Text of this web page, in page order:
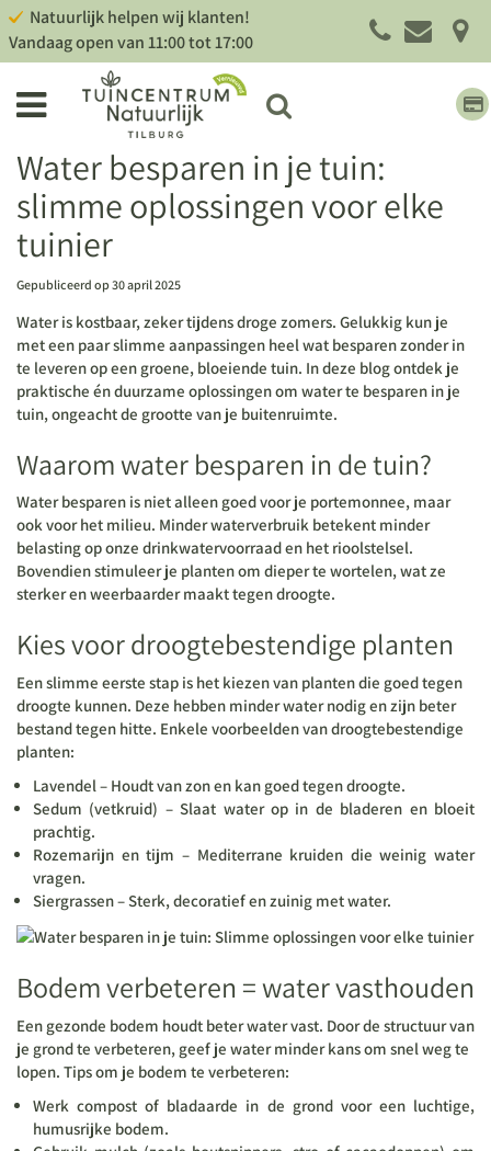
Natuurlijk helpen wij klanten!
Vandaag open van11:00tot17:00
Water besparen in je tuin:
slimme oplossingen voor elke
tuinier
Gepubliceerd op30 april 2025
Water is kostbaar, zeker tijdens droge zomers. Gelukkig kun je
met een paar slimme aanpassingen heel wat besparen zonder in
te leveren op een groene, bloeiende tuin. In deze blog ontdek je
praktische én duurzame oplossingen om water te besparen in je
tuin, ongeacht de grootte van je buitenruimte.
Waarom water besparen in de tuin?
Water besparen is niet alleen goed voor je portemonnee, maar
ook voor het milieu. Minder waterverbruik betekent minder
belasting op onze drinkwatervoorraad en het rioolstelsel.
Bovendien stimuleer je planten om dieper te wortelen, wat ze
sterker en weerbaarder maakt tegen droogte.
Kies voor droogtebestendige planten
Een slimme eerste stap is het kiezen van planten die goed tegen
droogte kunnen. Deze hebben minder water nodig en zijn beter
bestand tegen hitte. Enkele voorbeelden van droogtebestendige
planten:
Lavendel – Houdt van zon en kan goed tegen droogte.
Sedum (vetkruid) – Slaat water op in de bladeren en bloeit
prachtig.
Rozemarijn en tijm – Mediterrane kruiden die weinig water
vragen.
Siergrassen – Sterk, decoratief en zuinig met water.
Bodem verbeteren = water vasthouden
Een gezonde bodem houdt beter water vast. Door de structuur van
je grond te verbeteren, geef je water minder kans om snel weg te
lopen. Tips om je bodem te verbeteren:
Werk compost of bladaarde in de grond voor een luchtige,
humusrijke bodem.